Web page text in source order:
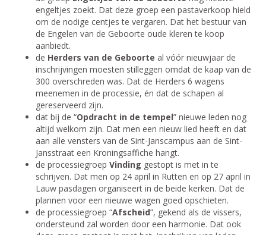
engeltjes zoekt. Dat deze groep een pastaverkoop hield
om de nodige centjes te vergaren. Dat het bestuur van
de Engelen van de Geboorte oude kleren te koop
aanbiedt.
de Herders van de Geboorte al vóór nieuwjaar de
inschrijvingen moesten stilleggen omdat de kaap van de
300 overschreden was. Dat de Herders 6 wagens
meenemen in de processie, én dat de schapen al
gereserveerd zijn.
dat bij de “Opdracht in de tempel” nieuwe leden nog
altijd welkom zijn. Dat men een nieuw lied heeft en dat
aan alle vensters van de Sint-Janscampus aan de Sint-
Jansstraat een Kroningsaffiche hangt.
de processiegroep Vinding gestopt is met in te
schrijven. Dat men op 24 april in Rutten en op 27 april in
Lauw pasdagen organiseert in de beide kerken. Dat de
plannen voor een nieuwe wagen goed opschieten.
de processiegroep “Afscheid”, gekend als de vissers,
ondersteund zal worden door een harmonie. Dat ook